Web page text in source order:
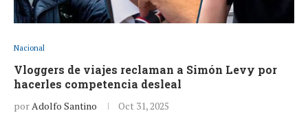
Nacional
Vloggers de viajes reclaman a Simón Levy por
hacerles competencia desleal
porAdolfo Santino Oct 31, 2025